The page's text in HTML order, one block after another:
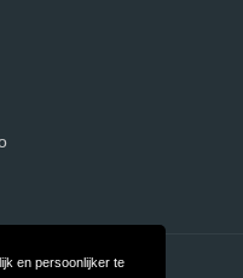
en persoonlijker te
Over ons